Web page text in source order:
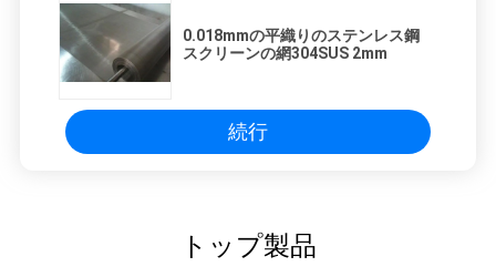
0.018mmの平織りのステンレス鋼
スクリーンの網304SUS 2mm
続行
トップ製品